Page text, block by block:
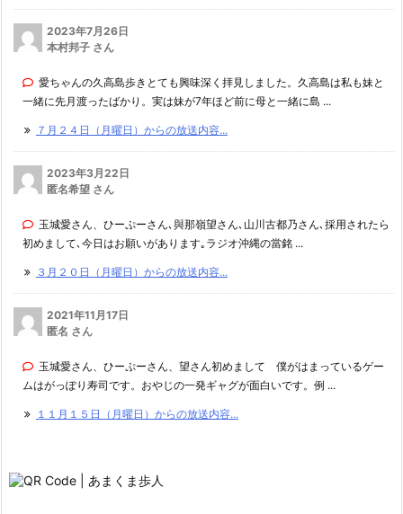
2023年7月26日
本村邦子 さん
愛ちゃんの久高島歩きとても興味深く拝見しました。久高島は私も妹と
一緒に先月渡ったばかり。実は妹が7年ほど前に母と一緒に島 ...
７月２４日（月曜日）からの放送内容...
2023年3月22日
匿名希望 さん
玉城愛さん、ひーぷーさん､與那嶺望さん､山川古都乃さん､採用されたら
初めまして､今日はお願いがあります｡ラジオ沖縄の當銘 ...
３月２０日（月曜日）からの放送内容...
2021年11月17日
匿名 さん
玉城愛さん、ひーぷーさん、望さん初めまして 僕がはまっているゲー
ムはがっぽり寿司です。おやじの一発ギャグが面白いです。例 ...
１１月１５日（月曜日）からの放送内容...